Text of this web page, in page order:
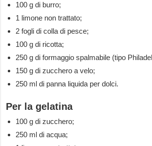
100 g di burro;
1 limone non trattato;
2 fogli di colla di pesce;
100 g di ricotta;
250 g di formaggio spalmabile (tipo
150 g di zucchero a velo;
250 ml di panna liquida per dolci.
Per la gelatina
100 g di zucchero;
250 ml di acqua;